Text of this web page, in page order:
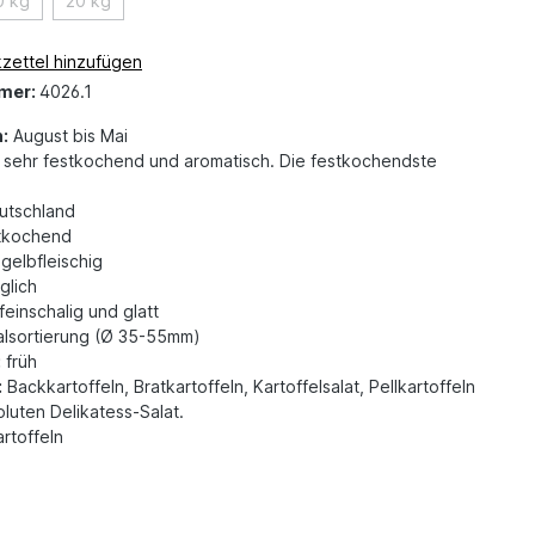
hinzufügen
4026.1
August bis Mai
sehr festkochend und aromatisch. Die festkochendste
und glatt
(Ø 35-55mm)
früh
Backkartoffeln, Bratkartoffeln, Kartoffelsalat, Pellkartoffeln
Delikatess-Salat.